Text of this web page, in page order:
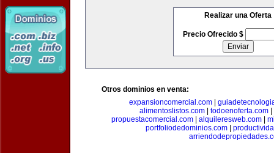
Realizar una Oferta
Precio Ofrecido $
Otros dominios en venta:
expansioncomercial.com|
alimentoslistos.com| todoenoferta.com|
propuestacomercial.com
alquileresweb.com
portfoliodedominios.com